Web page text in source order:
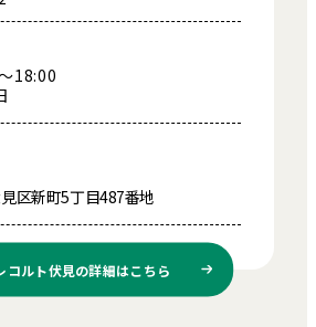
18:00
区新町5丁目487番地
コルト伏見の詳細はこちら